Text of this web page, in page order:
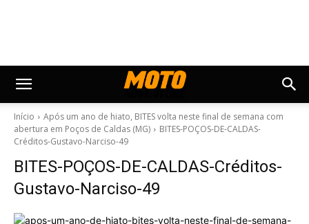
Início
Após um ano de hiato, BITES volta neste final de semana com
abertura em Poços de Caldas (MG)
BITES-POÇOS-DE-CALDAS-
Créditos-Gustavo-Narciso-49
BITES-POÇOS-DE-CALDAS-Créditos-
Gustavo-Narciso-49